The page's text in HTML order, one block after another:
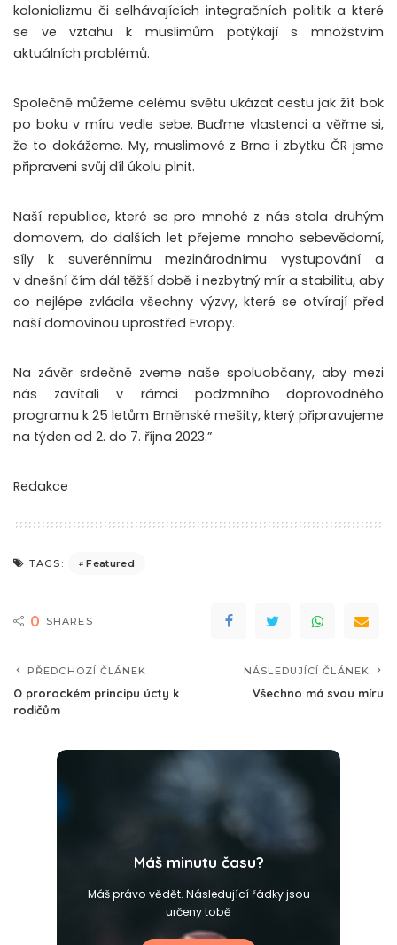
kolonializmu či selhávajících integračních politik a které
se ve vztahu k muslimům potýkají s množstvím
aktuálních problémů.
Společně můžeme celému světu ukázat cestu jak žít bok
po boku v míru vedle sebe. Buďme vlastenci a věřme si,
že to dokážeme. My, muslimové z Brna i zbytku ČR jsme
připraveni svůj díl úkolu plnit.
Naší republice, které se pro mnohé z nás stala druhým
domovem, do dalších let přejeme mnoho sebevědomí,
síly k suverénnímu mezinárodnímu vystupování a
v dnešní čím dál těžší době i nezbytný mír a stabilitu, aby
co nejlépe zvládla všechny výzvy, které se otvírají před
naší domovinou uprostřed Evropy.
Na závěr srdečně zveme naše spoluobčany, aby mezi
nás zavítali v rámci podzmního doprovodného
programu k 25 letům Brněnské mešity, který připravujeme
na týden od 2. do 7. října 2023.”
Redakce
TAGS: Featured
0 SHARES
PŘEDCHOZÍ ČLÁNEK
O prorockém principu úcty k
rodičům
NÁSLEDUJÍCÍ ČLÁNEK
Všechno má svou míru
Máš minutu času?
Máš právo vědět. Následující řádky jsou
určeny tobě